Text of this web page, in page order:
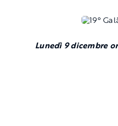
Lunedì 9 dicembre